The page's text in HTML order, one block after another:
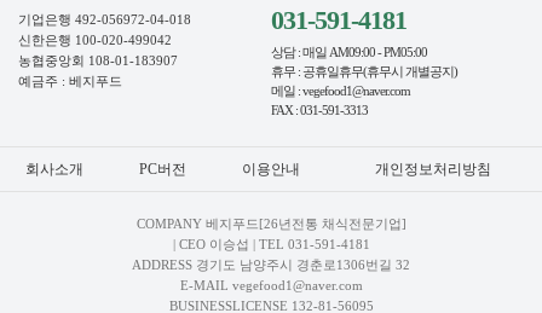
기업은행 492-056972-04-018
신한은행 100-020-499042
농협중앙회 108-01-183907
예금주 : 베지푸드
031-591-4181
상담 : 매일 AM09:00 - PM05:00
휴무 : 공휴일휴무(휴무시 개별공지)
메일 : vegefood1@naver.com
FAX : 031-591-3313
회사소개 PC버전 이용안내 개인정보처리방침
COMPANY 베지푸드[26년전통 채식전문기업]
| CEO 이승섭 | TEL 031-591-4181
ADDRESS 경기도 남양주시 경춘로1306번길 32
E-MAIL vegefood1@naver.com
BUSINESSLICENSE 132-81-56095